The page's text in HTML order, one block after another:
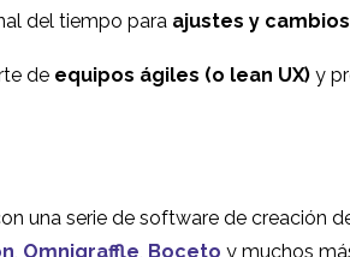
del tiempo para ajustes y cambios
de equipos ágiles (o lean UX) y
una serie de software de creación
, Omnigraffle, Boceto y muchos